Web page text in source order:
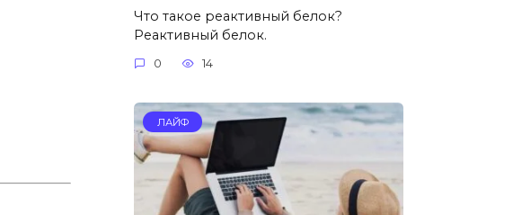
Что такое реактивный белок?
Реактивный белок.
0 14
ЛАЙФ